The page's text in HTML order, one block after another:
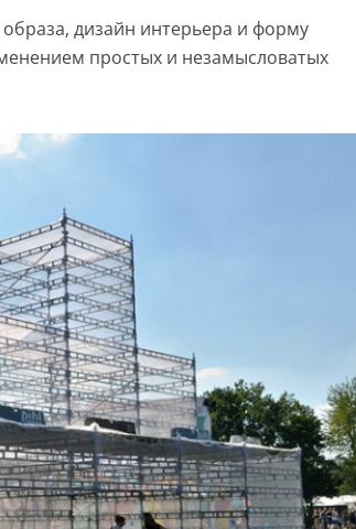
дизайн интерьера и форму
простых и незамысловатых